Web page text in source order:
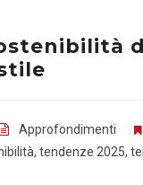
Approfondimenti
, tendenze 2025,